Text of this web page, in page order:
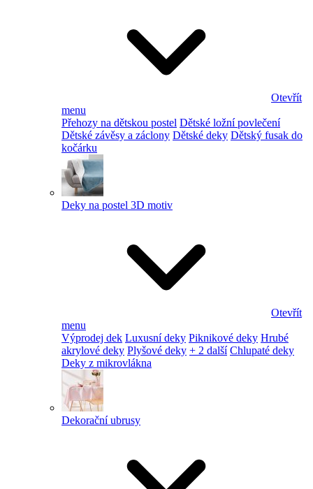
Otevřít
menu
Přehozy na dětskou postel Dětské ložní povlečení
Dětské závěsy a záclony Dětské deky Dětský fusak do
kočárku
Deky na postel 3D motiv
Otevřít
menu
Výprodej dek Luxusní deky Piknikové deky Hrubé
akrylové deky Plyšové deky + 2 další Chlupaté deky
Deky z mikrovlákna
Dekorační ubrusy